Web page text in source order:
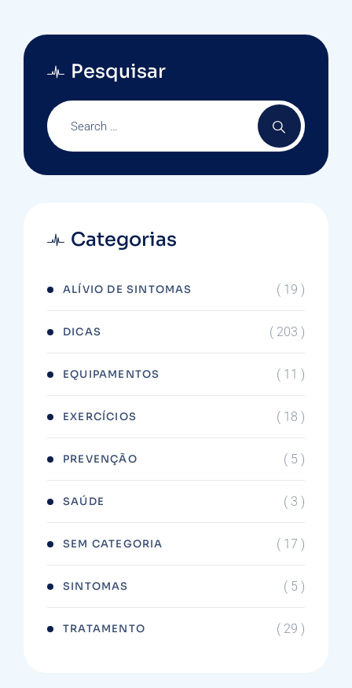
Pesquisar
Categorias
ALÍVIO DE SINTOMAS ( 19 )
DICAS ( 203 )
EQUIPAMENTOS ( 11 )
EXERCÍCIOS ( 18 )
PREVENÇÃO ( 5 )
SAÚDE ( 3 )
SEM CATEGORIA ( 17 )
SINTOMAS ( 5 )
TRATAMENTO ( 29 )